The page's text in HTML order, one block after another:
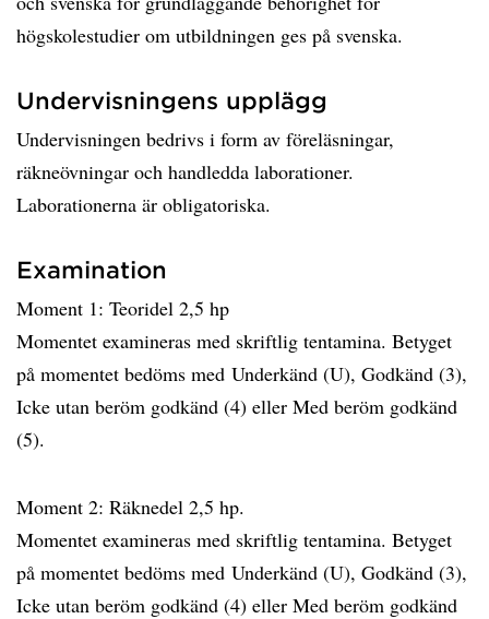
högskolestudier om utbildningen ges på svenska.
Undervisningens upplägg
Undervisningen bedrivs i form av föreläsningar,
räkneövningar och handledda laborationer.
Laborationerna är obligatoriska.
Examination
Moment 1: Teoridel 2,5 hp
Momentet examineras med skriftlig tentamina. Betyget
på momentet bedöms med Underkänd (U), Godkänd (3),
Icke utan beröm godkänd (4) eller Med beröm godkänd
(5).
Moment 2: Räknedel 2,5 hp.
Momentet examineras med skriftlig tentamina. Betyget
på momentet bedöms med Underkänd (U), Godkänd (3),
Icke utan beröm godkänd (4) eller Med beröm godkänd